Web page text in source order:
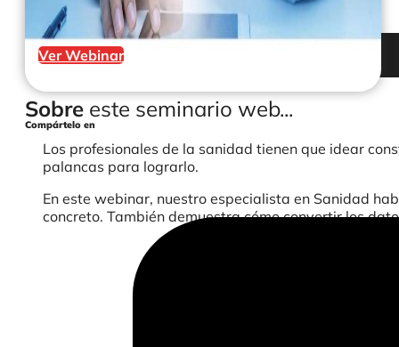
Ver Webinar
Sobre este seminario web...
Los profesionales de la sanidad tienen que idear
palancas para lograrlo.
En este webinar, nuestro especialista en Sanidad
concreto. También demuestra cómo convertir los
Compártelo en